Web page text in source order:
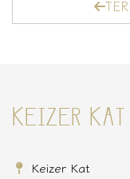
KEIZER
Keizer Kat